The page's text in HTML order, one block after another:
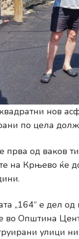
нов
по цела
прва од ваков
на Крњево ќе
„164“ е дел
во Општина
улици